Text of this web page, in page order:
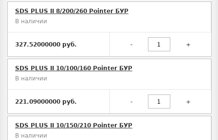
SDS PLUS II 8/200/260 Pointer БУР
В наличии
327.52000000 руб. - +
SDS PLUS II 10/100/160 Pointer БУР
В наличии
221.09000000 руб. - +
SDS PLUS II 10/150/210 Pointer БУР
В наличии